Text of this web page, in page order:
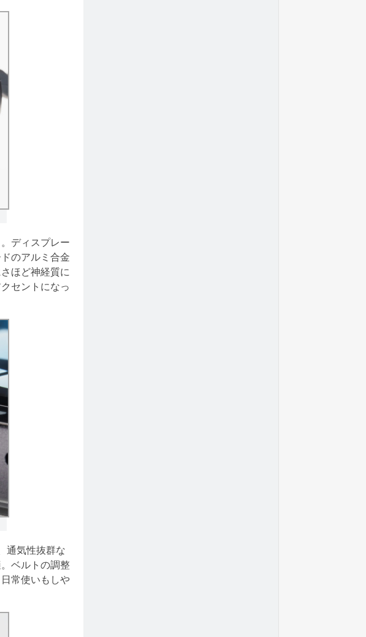
ディスプレー
のアルミ合金
ほど神経質に
セントになっ
通気性抜群な
ベルトの調整
常使いもしや